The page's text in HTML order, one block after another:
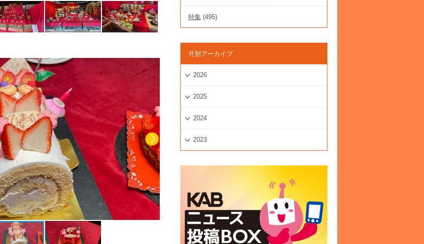
特集 (495)
月別アーカイブ
2026
2025
2024
2023